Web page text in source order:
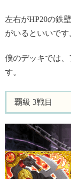
左右がHP20の鉄
がいるといいです
僕のデッキでは
す。
覇級 3戦目